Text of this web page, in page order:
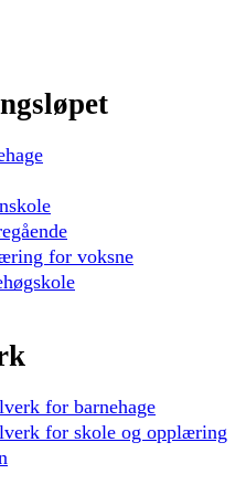
for voksne
for barnehage
for skole og opplæring